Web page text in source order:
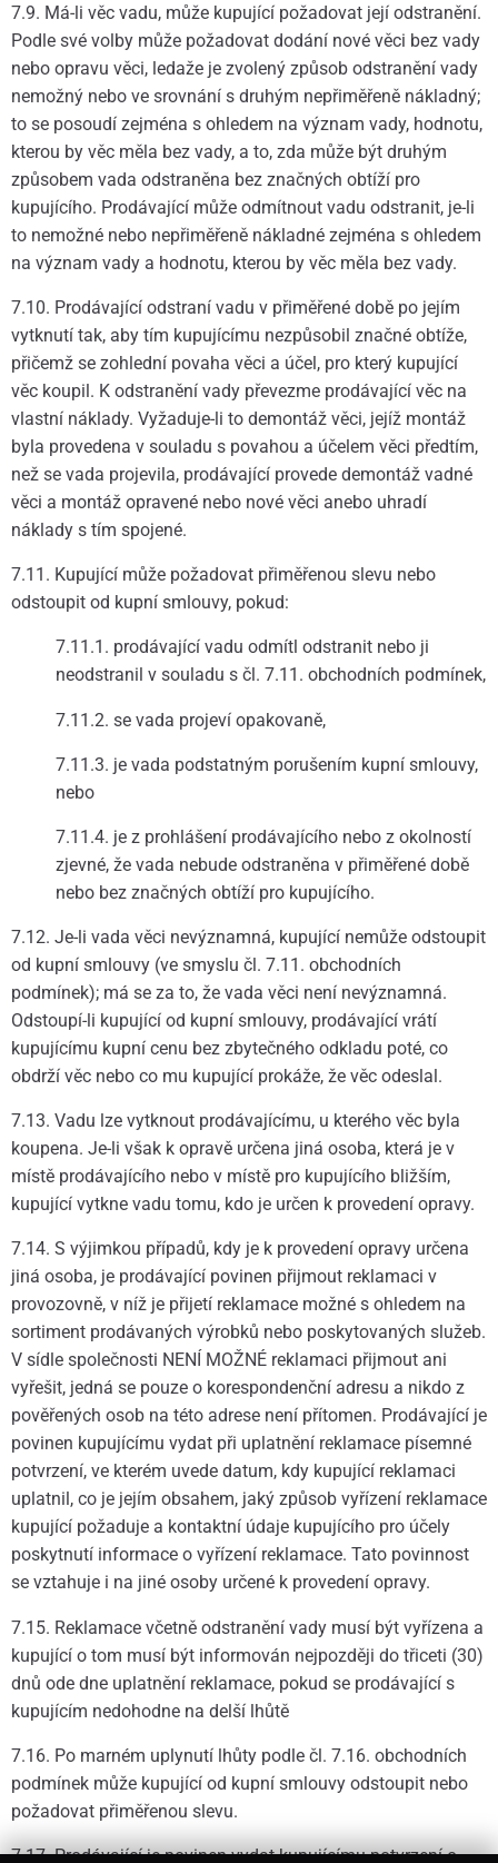
7.9. Má-li věc vadu, může kupující požadovat její odstranění.
Podle své volby může požadovat dodání nové věci bez vady
nebo opravu věci, ledaže je zvolený způsob odstranění vady
nemožný nebo ve srovnání s druhým nepřiměřeně nákladný;
to se posoudí zejména s ohledem na význam vady, hodnotu,
kterou by věc měla bez vady, a to, zda může být druhým
způsobem vada odstraněna bez značných obtíží pro
kupujícího. Prodávající může odmítnout vadu odstranit, je-li
to nemožné nebo nepřiměřeně nákladné zejména s ohledem
na význam vady a hodnotu, kterou by věc měla bez vady.
7.10. Prodávající odstraní vadu v přiměřené době po jejím
vytknutí tak, aby tím kupujícímu nezpůsobil značné obtíže,
přičemž se zohlední povaha věci a účel, pro který kupující
věc koupil. K odstranění vady převezme prodávající věc na
vlastní náklady. Vyžaduje-li to demontáž věci, jejíž montáž
byla provedena v souladu s povahou a účelem věci předtím,
než se vada projevila, prodávající provede demontáž vadné
věci a montáž opravené nebo nové věci anebo uhradí
náklady s tím spojené.
7.11. Kupující může požadovat přiměřenou slevu nebo
odstoupit od kupní smlouvy, pokud:
7.11.1. prodávající vadu odmítl odstranit nebo ji
neodstranil v souladu s čl. 7.11. obchodních podmínek,
7.11.2. se vada projeví opakovaně,
7.11.3. je vada podstatným porušením kupní smlouvy,
nebo
7.11.4. je z prohlášení prodávajícího nebo z okolností
zjevné, že vada nebude odstraněna v přiměřené době
nebo bez značných obtíží pro kupujícího.
7.12. Je-li vada věci nevýznamná, kupující nemůže odstoupit
od kupní smlouvy (ve smyslu čl. 7.11. obchodních
podmínek); má se za to, že vada věci není nevýznamná.
Odstoupí-li kupující od kupní smlouvy, prodávající vrátí
kupujícímu kupní cenu bez zbytečného odkladu poté, co
obdrží věc nebo co mu kupující prokáže, že věc odeslal.
7.13. Vadu lze vytknout prodávajícímu, u kterého věc byla
koupena. Je-li však k opravě určena jiná osoba, která je v
místě prodávajícího nebo v místě pro kupujícího bližším,
kupující vytkne vadu tomu, kdo je určen k provedení opravy.
7.14. S výjimkou případů, kdy je k provedení opravy určena
jiná osoba, je prodávající povinen přijmout reklamaci v
provozovně, v níž je přijetí reklamace možné s ohledem na
sortiment prodávaných výrobků nebo poskytovaných služeb.
V sídle společnosti NENÍ MOŽNÉ reklamaci přijmout ani
vyřešit, jedná se pouze o korespondenční adresu a nikdo z
pověřených osob na této adrese není přítomen. Prodávající je
povinen kupujícímu vydat při uplatnění reklamace písemné
potvrzení, ve kterém uvede datum, kdy kupující reklamaci
uplatnil, co je jejím obsahem, jaký způsob vyřízení reklamace
kupující požaduje a kontaktní údaje kupujícího pro účely
poskytnutí informace o vyřízení reklamace. Tato povinnost
se vztahuje i na jiné osoby určené k provedení opravy.
7.15. Reklamace včetně odstranění vady musí být vyřízena a
kupující o tom musí být informován nejpozději do třiceti (30)
dnů ode dne uplatnění reklamace, pokud se prodávající s
kupujícím nedohodne na delší lhůtě
7.16. Po marném uplynutí lhůty podle čl. 7.16. obchodních
podmínek může kupující od kupní smlouvy odstoupit nebo
požadovat přiměřenou slevu.
7.17. Prodávající je povinen vydat kupujícímu potvrzení o